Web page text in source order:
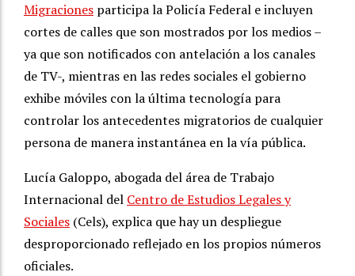
Migraciones participa la Policía Federal e incluyen
cortes de calles que son mostrados por los medios –
ya que son notificados con antelación a los canales
de TV-, mientras en las redes sociales el gobierno
exhibe móviles con la última tecnología para
controlar los antecedentes migratorios de cualquier
persona de manera instantánea en la vía pública.
Lucía Galoppo, abogada del área de Trabajo
Internacional del Centro de Estudios Legales y
Sociales (Cels), explica que hay un despliegue
desproporcionado reflejado en los propios números
oficiales.